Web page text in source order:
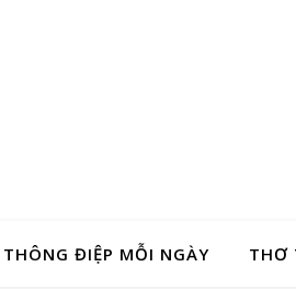
THÔNG ĐIỆP MỖI NGÀY THƠ